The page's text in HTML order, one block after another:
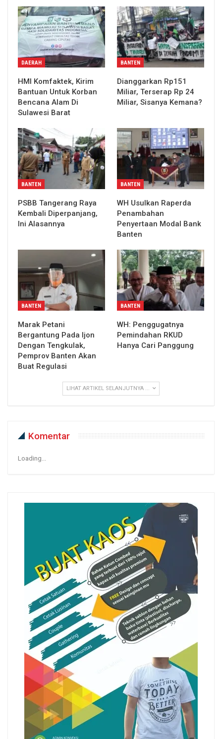
DAERAH
HMI Komfaktek, Kirim
Bantuan Untuk Korban
Bencana Alam Di
Sulawesi Barat
BANTEN
Dianggarkan Rp151
Miliar, Terserap Rp 24
Miliar, Sisanya Kemana?
BANTEN
PSBB Tangerang Raya
Kembali Diperpanjang,
Ini Alasannya
BANTEN
WH Usulkan Raperda
Penambahan
Penyertaan Modal Bank
Banten
BANTEN
Marak Petani
Bergantung Pada Ijon
Dengan Tengkulak,
Pemprov Banten Akan
Buat Regulasi
BANTEN
WH: Penggugatnya
Pemindahan RKUD
Hanya Cari Panggung
LIHAT ARTIKEL SELANJUTNYA ...
Komentar
Loading...